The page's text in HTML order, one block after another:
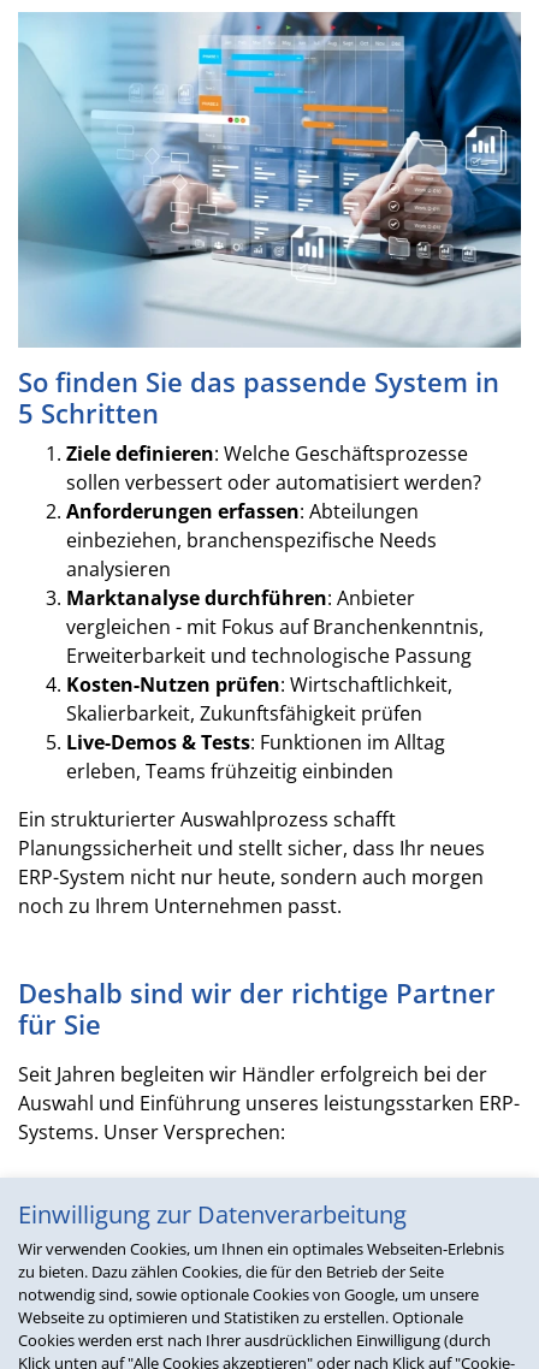
Einwilligung zur Datenverarbeitung
Wir verwenden Cookies, um Ihnen ein optimales Webseiten-Erlebnis
zu bieten. Dazu zählen Cookies, die für den Betrieb der Seite
notwendig sind, sowie optionale Cookies von Google, um unsere
Webseite zu optimieren und Statistiken zu erstellen. Optionale
Cookies werden erst nach Ihrer ausdrücklichen Einwilligung (durch
Klick unten auf "Alle Cookies akzeptieren" oder nach Klick auf "Cookie-
So finden Sie das passende System in
5 Schritten
Ziele definieren: Welche Geschäftsprozesse
sollen verbessert oder automatisiert werden?
Anforderungen erfassen: Abteilungen
einbeziehen, branchenspezifische Needs
analysieren
Marktanalyse durchführen: Anbieter
vergleichen - mit Fokus auf Branchenkenntnis,
Erweiterbarkeit und technologische Passung
Kosten-Nutzen prüfen: Wirtschaftlichkeit,
Skalierbarkeit, Zukunftsfähigkeit prüfen
Live-Demos & Tests: Funktionen im Alltag
erleben, Teams frühzeitig einbinden
Ein strukturierter Auswahlprozess schafft
Planungssicherheit und stellt sicher, dass Ihr neues
ERP-System nicht nur heute, sondern auch morgen
noch zu Ihrem Unternehmen passt.
Deshalb sind wir der richtige Partner
für Sie
Seit Jahren begleiten wir Händler erfolgreich bei der
Auswahl und Einführung unseres leistungsstarken ERP-
Systems. Unser Versprechen:
Fokus Handel:Wir verstehen Ihre
Prozesse, Abläufe und
Herausforderungen